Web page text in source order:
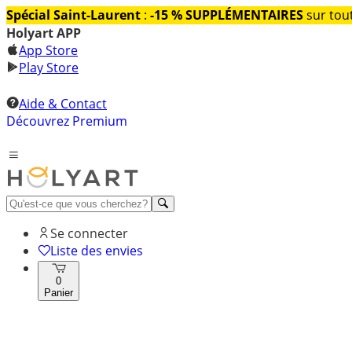
Spécial Saint-Laurent : -15 % SUPPLÉMENTAIRESsur
Holyart APP
App Store
Play Store
Aide & Contact
Découvrez Premium
Se connecter
Liste des envies
0
Panier